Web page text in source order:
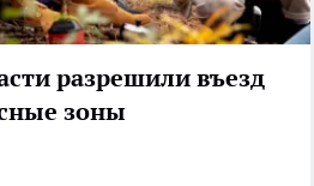
разрешили въезд
зоны